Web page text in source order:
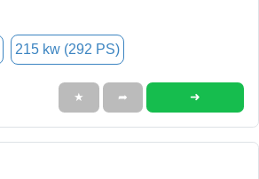
215 kw (292 PS)
★ ➦ ➜